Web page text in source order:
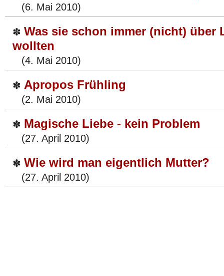
(6. Mai 2010)
✽ Was sie schon immer (nicht) über
wollten
(4. Mai 2010)
✽ Apropos Frühling
(2. Mai 2010)
✽ Magische Liebe - kein Problem
(27. April 2010)
✽ Wie wird man eigentlich Mutter?
(27. April 2010)